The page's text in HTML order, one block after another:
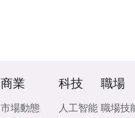
商業
市場動態
科技
人工智能
職場
職場技